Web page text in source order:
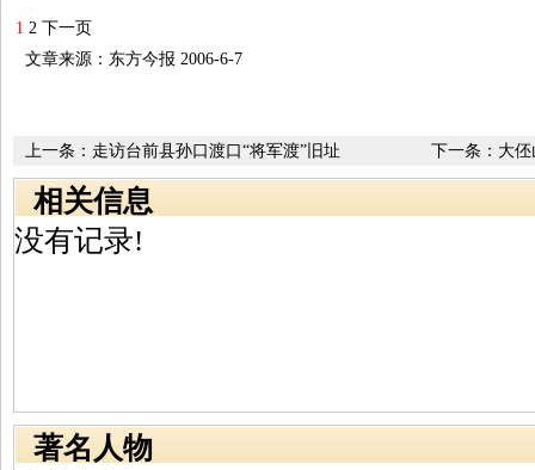
1 2 下一页
文章来源：东方今报 2006-6-7
下一条： 大
上一条： 走访台前县孙口渡口“将军渡”旧址
相关信息
没有记录!
著名人物